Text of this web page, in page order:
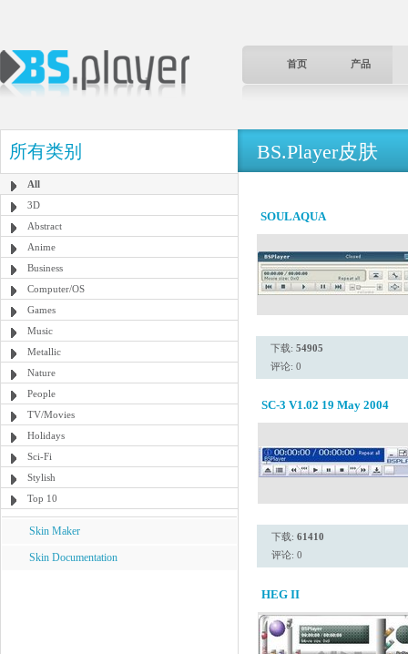
首页 产品
所有类别
All
3D
Abstract
Anime
Business
Computer/OS
Games
Music
Metallic
Nature
People
TV/Movies
Holidays
Sci-Fi
Stylish
Top 10
Skin Maker
Skin Documentation
BS.Player皮肤
SOULAQUA
下载: 54905
评论: 0
SC-3 V1.02 19 May 2004
下载: 61410
评论: 0
HEG II